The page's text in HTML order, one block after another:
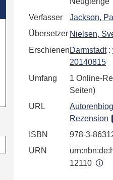
Verfasser
Jackson,
Übersetzer Nielsen,
ErschienenDarmstadt:
20140815
Umfang
1 Online-
Seiten)
URL
Rezension
ISBN
978-3-
URN
12110